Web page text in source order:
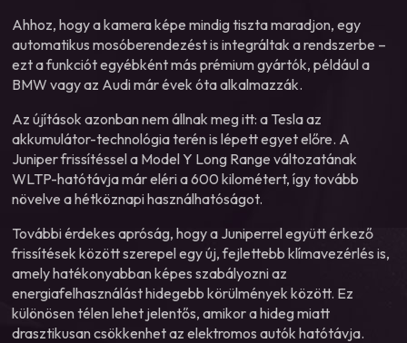
Ahhoz, hogy a kamera képe mindig tiszta maradjon, egy
automatikus mosóberendezést is integráltak a rendszerbe –
ezt a funkciót egyébként más prémium gyártók, például a
BMW vagy az Audi már évek óta alkalmazzák.
Az újítások azonban nem állnak meg itt: a Tesla az
akkumulátor-technológia terén is lépett egyet előre. A
Juniper frissítéssel a Model Y Long Range változatának
WLTP-hatótávja már eléri a 600 kilométert, így tovább
növelve a hétköznapi használhatóságot.
További érdekes apróság, hogy a Juniperrel együtt érkező
frissítések között szerepel egy új, fejlettebb klímavezérlés is,
amely hatékonyabban képes szabályozni az
energiafelhasználást hidegebb körülmények között. Ez
különösen télen lehet jelentős, amikor a hideg miatt
drasztikusan csökkenhet az elektromos autók hatótávja.